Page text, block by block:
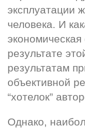
эксплуатации
человека. И
результате
результатам
объективной
“хотелок”
Однако,